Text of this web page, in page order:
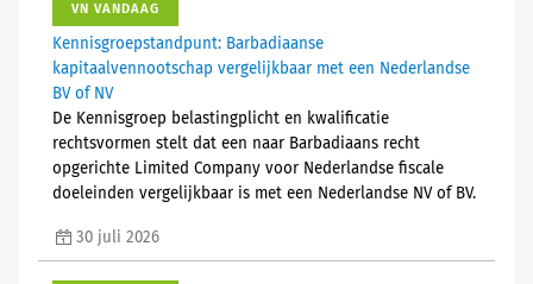
VN VANDAAG
Kennisgroepstandpunt: Barbadiaanse
kapitaalvennootschap vergelijkbaar met een Nederlandse
BV of NV
De Kennisgroep belastingplicht en kwalificatie
rechtsvormen stelt dat een naar Barbadiaans recht
opgerichte Limited Company voor Nederlandse fiscale
doeleinden vergelijkbaar is met een Nederlandse NV of BV.
30 juli 2026